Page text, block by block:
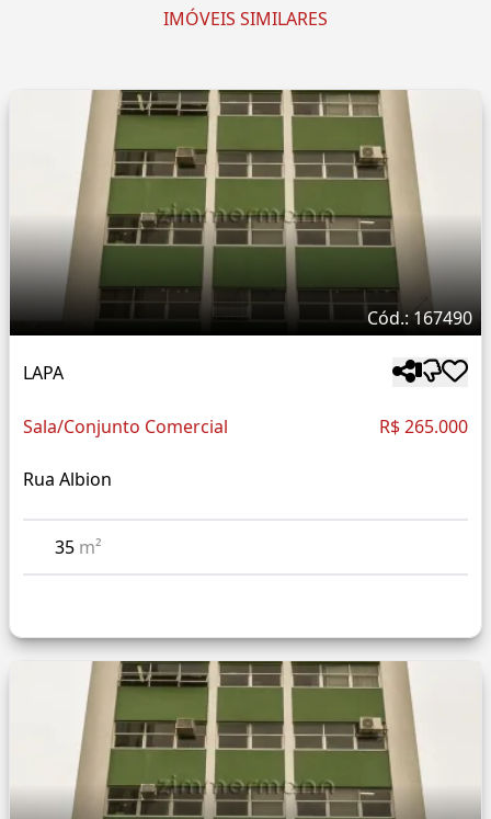
IMÓVEIS SIMILARES
Cód.: 167490
LAPA
Sala/Conjunto Comercial R$ 265.000
Rua Albion
35 m²